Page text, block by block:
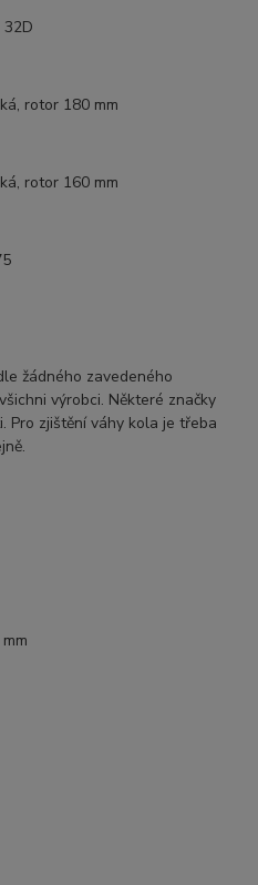
32D
rotor 180 mm
rotor 160 mm
žádného zavedeného
výrobci. Některé značky
Pro zjištění váhy kola je třeba